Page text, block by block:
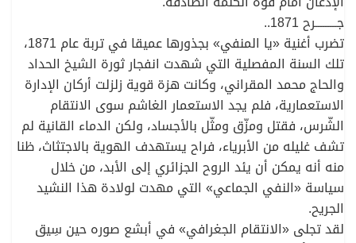
جـــــــــرح 1871..
تضرب أغنية «يا المنفي» بجذورها عميقا في تربة عام 1871،
تلك السنة المفصلية التي شهدت انفجار ثورة الشيخ الحداد
والحاج محمد المقراني، وكانت هزة قوية زلزلت أركان الإدارة
الاستعمارية، فلم يجد الاستعمار الغاشم سوى الانتقام
الشّرس، فقتل ومزّق ومثّل بالأجساد، ولكن الدماء القانية لم
تشف غليله من الأبرياء، فراح يستهدف الهوية بالاجتثاث، ظنا
منه أنه يمكن أن يئد الروح الجزائري إلى الأبد، من خلال
سياسة «النفي الجماعي» التي مهدت لولادة هذا النشيد
الجريح.
لقد تجلى «الانتقام الجغرافي» في أبشع صوره حين سِيق